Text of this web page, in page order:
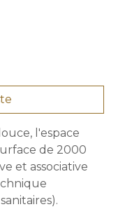
l'espace
de 2000
et associative